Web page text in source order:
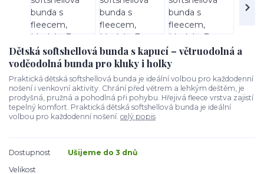
Dětská softshellová bunda s kapucí – větruodolná a
voděodolná bunda pro kluky i holky
Praktická dětská softshellová bunda je ideální volbou pro každodenní
nošení i venkovní aktivity. Chrání před větrem a lehkým deštěm, je
prodyšná, pružná a pohodlná při pohybu. Hřejivá fleece vrstva zajistí
tepelný komfort. Praktická dětská softshellová bunda je ideální
volbou pro každodenní nošení. celý popis
Dostupnost
Ušijeme do 3 dnů
Velikost